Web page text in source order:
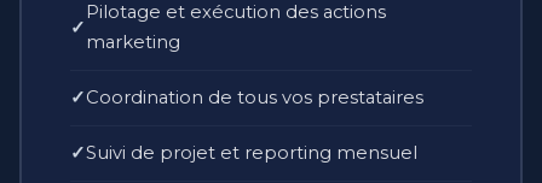
Pilotage et exécution des actions
marketing
Coordination de tous vos prestataires
Suivi de projet et reporting mensuel